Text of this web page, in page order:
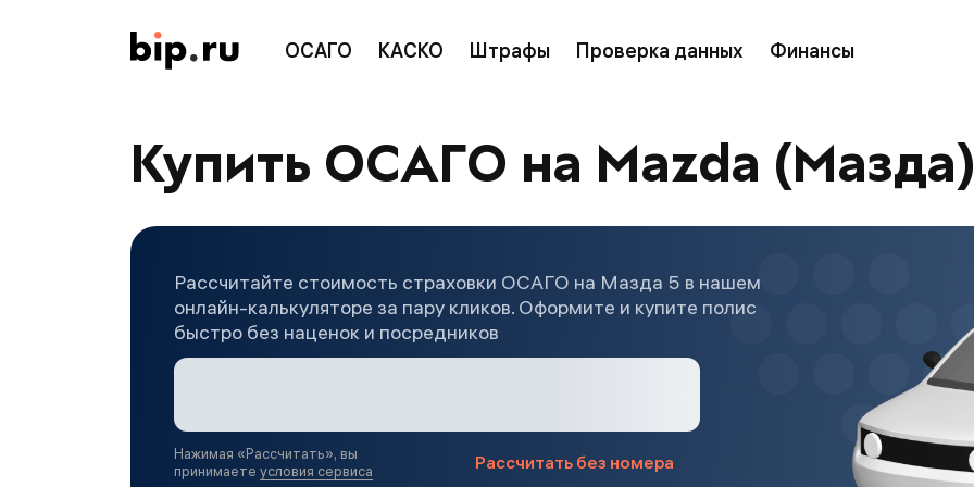
ОСАГО КАСКО Штрафы Проверка данных Финансы
Купить ОСАГО на Mazda
Рассчитайте стоимость страховки ОСАГО на Мазда 5 в нашем
онлайн-калькуляторе за пару кликов. Оформите и купите полис
быстро без наценок и посредников
Рассчитать без номера
Нажимая «Рассчитать», вы
принимаете условия сервиса